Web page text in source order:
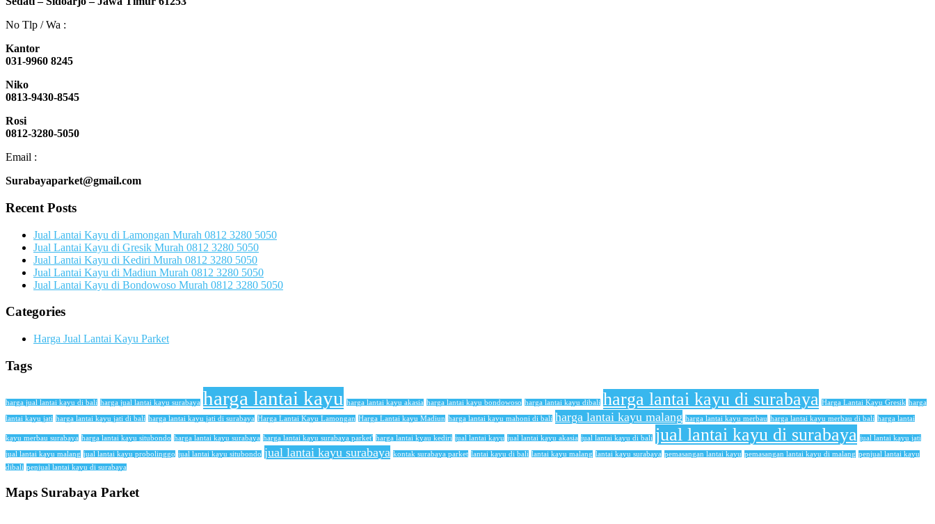
No Tlp / Wa :
Kantor
031-9960 8245
Niko
0813-9430-8545
Rosi
0812-3280-5050
Email :
Surabayaparket@gmail.com
Recent Posts
Jual Lantai Kayu di Lamongan Murah 0812 3280 5050
Jual Lantai Kayu di Gresik Murah 0812 3280 5050
Jual Lantai Kayu di Kediri Murah 0812 3280 5050
Jual Lantai Kayu di Madiun Murah 0812 3280 5050
Jual Lantai Kayu di Bondowoso Murah 0812 3280 5050
Categories
Harga Jual Lantai Kayu Parket
Tags
harga jual lantai kayu di bali harga jual lantai kayu surabaya harga lantai kayu harga lantai kayu akasia harga lantai kayu bondowoso harga lantai kayu dibali harga lantai kayu di surabaya Harga Lantai Kayu Gresik harga
lantai kayu jati harga lantai kayu jati di bali harga lantai kayu jati di surabaya Harga Lantai Kayu Lamongan Harga Lantai kayu Madiun harga lantai kayu mahoni di bali harga lantai kayu malang harga lantai kayu merbau harga lantai kayu merbau di bali harga lantai
kayu merbau surabaya harga lantai kayu situbondo harga lantai kayu surabaya harga lantai kayu surabaya parket' harga lantai kyau kediri jual lantai kayu jual lantai kayu akasia jual lantai kayu di bali jual lantai kayu di surabaya jual lantai kayu jati
jual lantai kayu malang jual lantai kayu probolinggo jual lantai kayu situbondo jual lantai kayu surabaya kontak surabaya parket lantai kayu di bali lantai kayu malang lantai kayu surabaya pemasangan lantai kayu pemasangan lantai kayu di malang penjual lantai kayu
dibali penjual lantai kayu di surabaya
Maps Surabaya Parket